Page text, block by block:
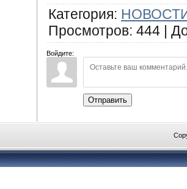
Категория:
Просмотров: 444 |
Войдите:
Отправить